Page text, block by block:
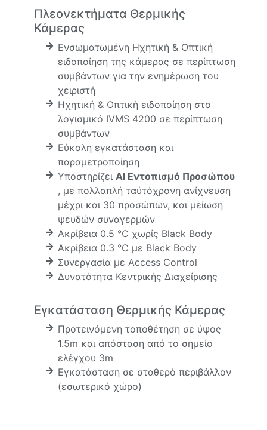
Πλεονεκτήματα Θερμικής
Κάμερας
Ενσωματωμένη Ηχητική & Οπτική
ειδοποίηση της κάμερας σε περίπτωση
συμβάντων για την ενημέρωση του
χειριστή
Ηχητική & Οπτική ειδοποίηση στο
λογισμικό IVMS 4200 σε περίπτωση
συμβάντων
Εύκολη εγκατάσταση και
παραμετροποίηση
Υποστηρίζει AI Εντοπισμό Προσώπου
, με πολλαπλή ταύτόχρονη ανίχνευση
μέχρι και 30 προσώπων, και μείωση
ψευδών συναγερμών
Ακρίβεια 0.5 °C χωρίς Black Body
Ακρίβεια 0.3 °C με Black Body
Συνεργασία με Access Control
Δυνατότητα Κεντρικής Διαχείρισης
Εγκατάσταση Θερμικής Κάμερας
Προτεινόμενη τοποθέτηση σε ύψος
1.5m και απόσταση από το σημείο
ελέγχου 3m
Εγκατάσταση σε σταθερό περιβάλλον
(εσωτερικό χώρο)